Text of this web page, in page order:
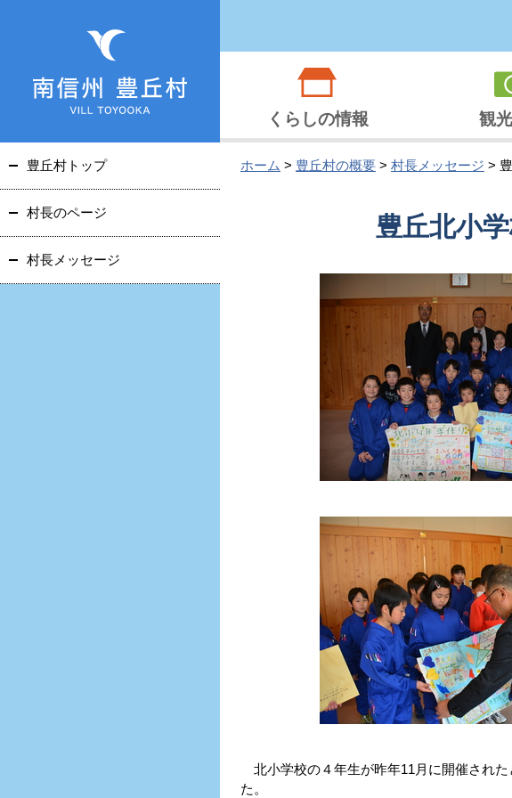
くらしの情報 観
ホーム > 豊丘村の概要 > 村長メッセージ >
豊丘北小
北小学校の４年生が昨年11月に開催され
た。
豊丘村トップ
村長のページ
村長メッセージ